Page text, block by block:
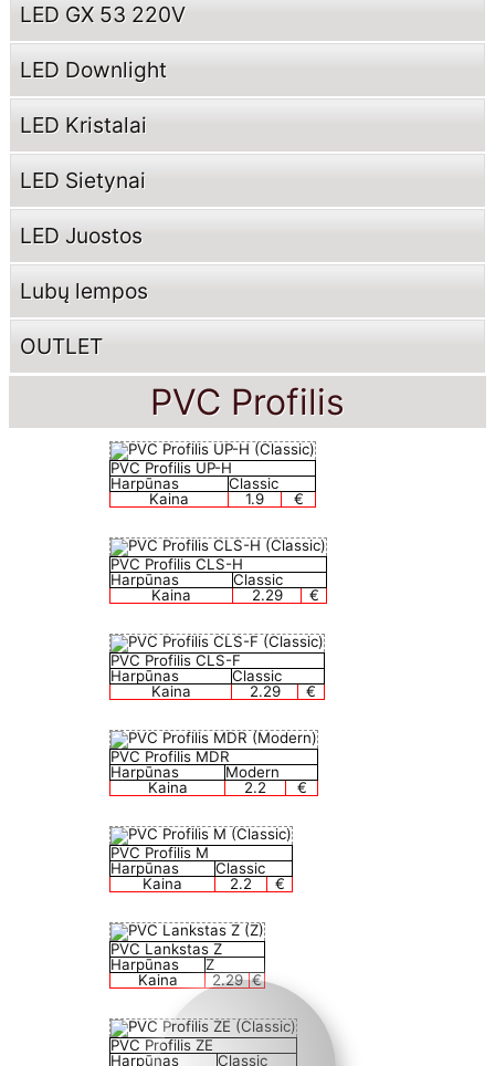
LED GX 53 220V
LED Downlight
LED Kristalai
LED Sietynai
LED Juostos
Lubų lempos
OUTLET
PVC Profilis
PVC Profilis UP-H
Harpūnas
Classic
Kaina
1.9 €
PVC Profilis CLS-H
Harpūnas
Classic
Kaina
2.29 €
PVC Profilis CLS-F
Harpūnas
Classic
Kaina
2.29 €
PVC Profilis MDR
Harpūnas
Modern
Kaina
2.2 €
PVC Profilis M
Harpūnas
Classic
Kaina
2.2 €
PVC Lankstas Z
Harpūnas
Z
Kaina
2.29 €
PVC Profilis ZE
Harpūnas
Classic